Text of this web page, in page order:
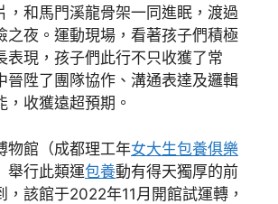
，和馬門溪龍骨架一同進眠，渡過
之夜。運動現場，看著孩子們積極
表現，孩子們此行不只收獲了常
晉陞了團隊協作、溝通表達及邏輯
，收獲遠超預期。
物館（成都理工年女大生包養俱樂
舉行此類運包養動有得天獨厚的前
，該館于2022年11月開館試運轉，